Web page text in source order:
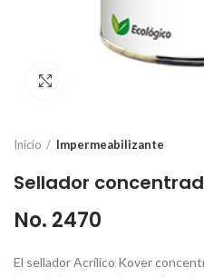
Inicio Impermeabilizante
Sellador
No. 2470
El sellador Acrílico Kover